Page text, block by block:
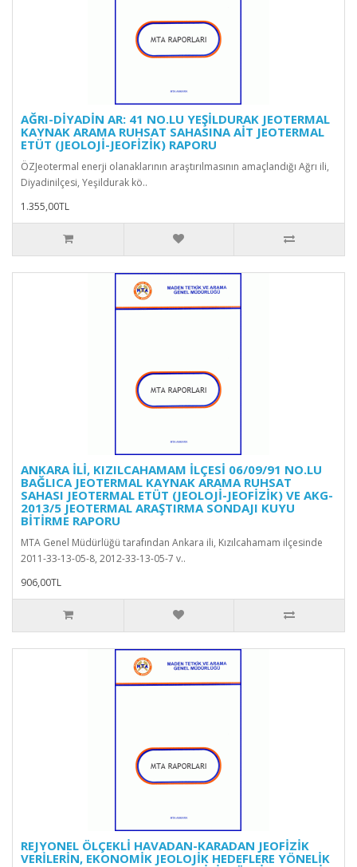
AĞRI-DİYADİN AR: 41 NO.LU YEŞİLDURAK JEOTERMAL
KAYNAK ARAMA RUHSAT SAHASINA AİT JEOTERMAL
ETÜT (JEOLOJİ-JEOFİZİK) RAPORU
ÖZJeotermal enerji olanaklarının araştırılmasının amaçlandığı Ağrı ili,
Diyadinilçesi, Yeşildurak kö..
1.355,00TL
ANKARA İLİ, KIZILCAHAMAM İLÇESİ 06/09/91 NO.LU
BAĞLICA JEOTERMAL KAYNAK ARAMA RUHSAT
SAHASI JEOTERMAL ETÜT (JEOLOJİ-JEOFİZİK) VE AKG-
2013/5 JEOTERMAL ARAŞTIRMA SONDAJI KUYU
BİTİRME RAPORU
MTA Genel Müdürlüğü tarafından Ankara ili, Kızılcahamam ilçesinde
2011-33-13-05-8, 2012-33-13-05-7 v..
906,00TL
REJYONEL ÖLÇEKLİ HAVADAN-KARADAN JEOFİZİK
VERİLERİN, EKONOMİK JEOLOJİK HEDEFLERE YÖNELİK